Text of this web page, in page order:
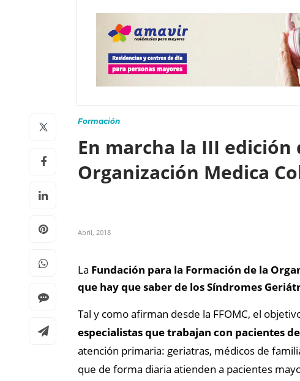
Formación
En marcha la III
Organización Medica
Abril, 2018
La Fundación para la Formación de la
que hay que saber de los Síndromes
Tal y como afirman desde la FFOMC, el
especialistas que trabajan con pacientes
atención primaria: geriatras, médicos de
que de forma diaria atienden a pacientes